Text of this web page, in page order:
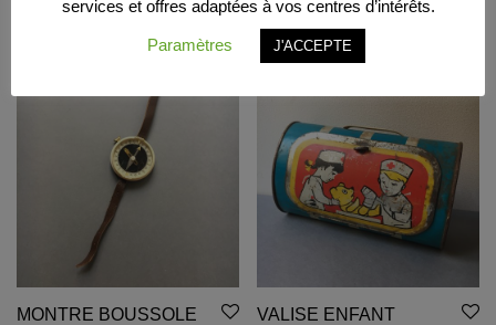
180,00€
MONTRE BOUSSOLE
VALISE ENFANT
services et offres adaptées à vos centres d’intérêts.
Paramètres J'ACCEPTE